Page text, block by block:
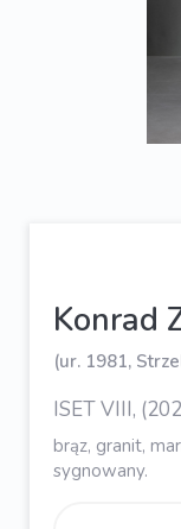
Konrad
(ur. 1981,
ISET VIII,
brąz, granit,
sygnowany.